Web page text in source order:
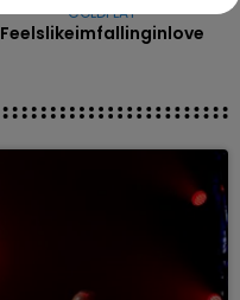
COLDPLAY
Feelslikeimfallinginlove